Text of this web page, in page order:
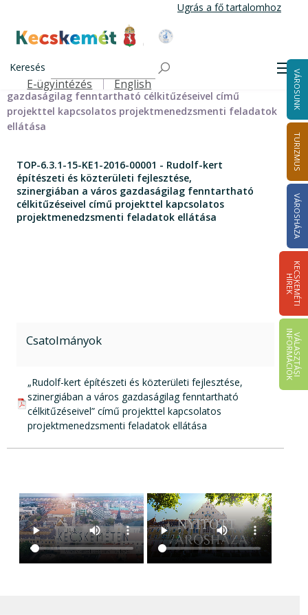
tartalomra
Ugrás a fő tartalomhoz
Kecskemét Város Honlapja
Keresés
Felső navigáció
E-ügyintézés English VÁROSUNK
TURIZMUS
VÁROSHÁZA
K
E
C
S
K
E
M
É
T
I
HÍ
R
E
K
V
Á
L
A
S
Z
T
Á
S
I
IN
F
O
R
M
Á
C
I
Ó
K
TOP-6.3.1-15-KE1-2016-00001 - Rudolf-kert építészeti és
közterületi fejlesztése, szinergiában a város
gazdaságilag fenntartható célkitűzéseivel című
projekttel kapcsolatos projektmenedzsmenti feladatok
ellátása
TOP-6.3.1-15-KE1-2016-00001 - Rudolf-kert
építészeti és közterületi fejlesztése,
szinergiában a város gazdaságilag fenntartható
célkitűzéseivel című projekttel kapcsolatos
projektmenedzsmenti feladatok ellátása
Csatolmányok
pdf csatolmány:
„Rudolf-kert építészeti és közterületi fejlesztése,
szinergiában a város gazdaságilag fenntartható
célkitűzéseivel” című projekttel kapcsolatos
projektmenedzsmenti feladatok ellátása